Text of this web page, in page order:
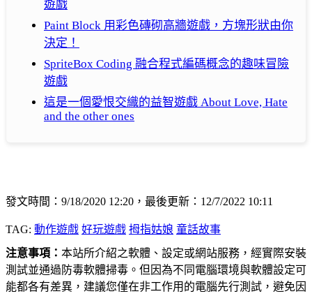
遊戲
Paint Block 用彩色磚砌高牆遊戲，方塊形狀由你
決定！
SpriteBox Coding 融合程式編碼概念的趣味冒險
遊戲
這是一個愛恨交織的益智遊戲 About Love, Hate
and the other ones
發文時間：9/18/2020 12:20，最後更新：12/7/2022 10:11
TAG: 動作遊戲 好玩遊戲 拇指姑娘 童話故事
注意事項： 本站所介紹之軟體、設定或網站服務，經實際安裝
測試並通過防毒軟體掃毒。但因為不同電腦環境與軟體設定可
能都各有差異，建議您僅在非工作用的電腦先行測試，避免因